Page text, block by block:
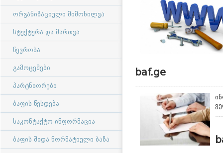
ორგანიზაციული მიმოხილვა
სტუქტურა და მართვა
წევრობა
გამოცემები
პარტნიორები
ბაფის წესდება
საკონტაქტო ინფორმაცია
ბაფის შიდა ნორმატიული ბაზა
baf.ge